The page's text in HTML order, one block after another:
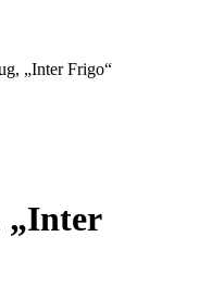
„Inter Frigo“
„Inter